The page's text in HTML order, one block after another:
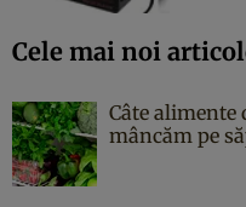
Cele mai noi
Câte alimente
mâncăm pe